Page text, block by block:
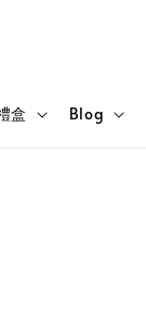
盒 Blog